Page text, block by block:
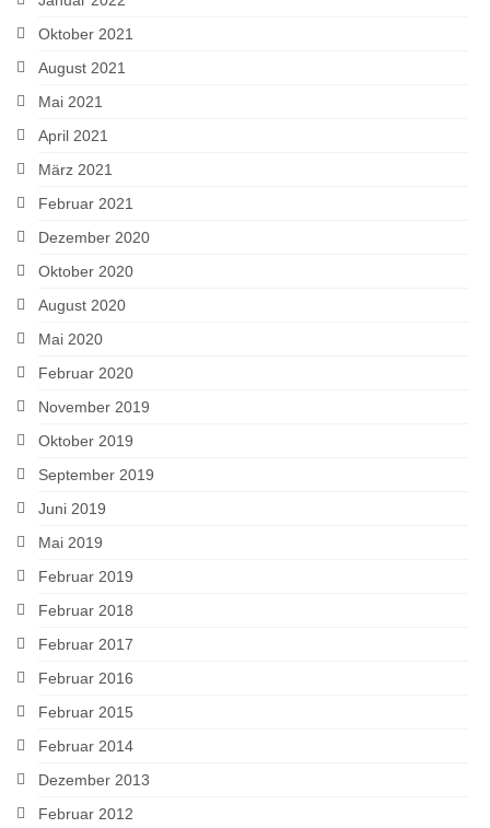
Oktober 2021
August 2021
Mai 2021
April 2021
März 2021
Februar 2021
Dezember 2020
Oktober 2020
August 2020
Mai 2020
Februar 2020
November 2019
Oktober 2019
September 2019
Juni 2019
Mai 2019
Februar 2019
Februar 2018
Februar 2017
Februar 2016
Februar 2015
Februar 2014
Dezember 2013
Februar 2012